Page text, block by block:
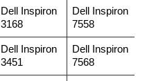
Dell Inspiron
3168
Dell Inspiron
7558
Dell Inspiron
3451
Dell Inspiron
7568